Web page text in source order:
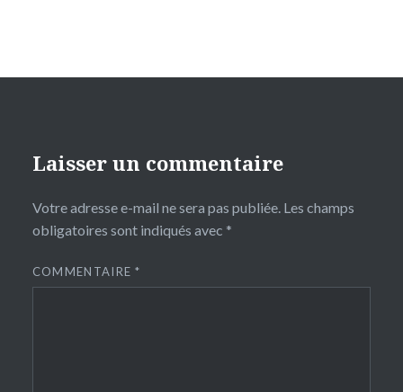
Laisser un commentaire
Votre adresse e-mail ne sera pas publiée. Les champs
obligatoires sont indiqués avec *
COMMENTAIRE*